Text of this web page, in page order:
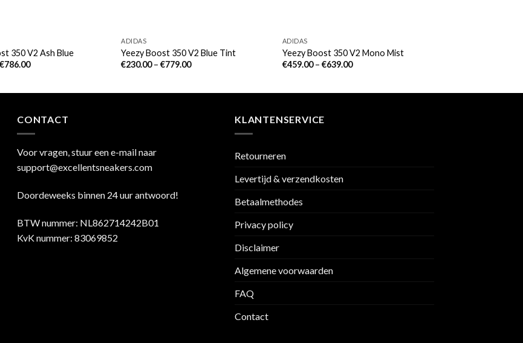
350 V2 Ash Blue
€786.00
ADIDAS
Yeezy Boost 350 V2 Blue Tint
€230.00–€779.00
ADIDAS
Yeezy Boost 350 V2 Mono Mist
€459.00– €639.00
CONTACT
Voor vragen, stuur een e-mail naar
support@excellentsneakers.com
Doordeweeks binnen 24 uur antwoord!
BTW nummer: NL862714242B01
KvK nummer: 83069852
KLANTENSERVICE
Retourneren
Levertijd & verzendkosten
Betaalmethodes
Privacy policy
Disclaimer
Algemene voorwaarden
FAQ
Contact